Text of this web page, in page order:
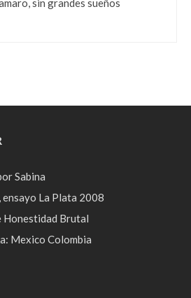
Sabina
La Plata 2008
Honestidad Brutal
Mexico Colombia